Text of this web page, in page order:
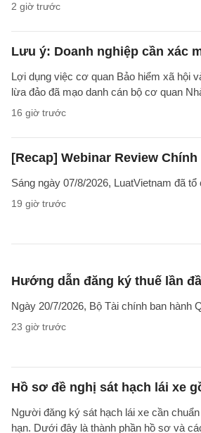
2 giờ trước
Lưu ý: Doanh nghiệp cần xác
Lợi dụng việc cơ quan Bảo hiểm xã hội
lừa đảo đã mạo danh cán bộ cơ quan
16 giờ trước
[Recap] Webinar Review
Sáng ngày 07/8/2026, LuatVietnam đã
19 giờ trước
Hướng dẫn đăng ký thuế lần
Ngày 20/7/2026, Bộ Tài chính ban hành
23 giờ trước
Hồ sơ đề nghị sát hạch lái xe
Người đăng ký sát hạch lái xe cần
hạn. Dưới đây là thành phần hồ sơ và